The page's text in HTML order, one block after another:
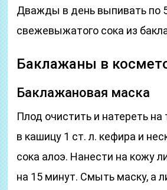
Дважды в день выпивать по
свежевыжатого сока из
Баклажаны в
Баклажановая маска
Плод очистить и натереть на
в кашицу 1 ст. л. кефира и
сока алоэ. Нанести на кожу
на 15 минут. Смыть маску, а